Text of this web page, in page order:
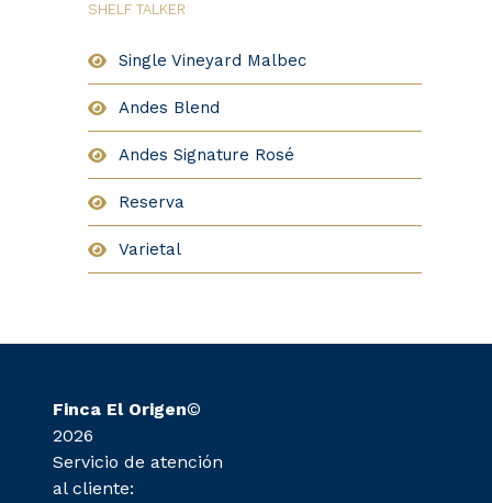
SHELF TALKER
Single Vineyard Malbec
Andes Blend
Andes Signature Rosé
Reserva
Varietal
Finca El Origen©
2026
Servicio de atención
al cliente: